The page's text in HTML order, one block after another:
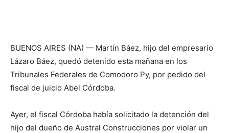
BUENOS AIRES (NA) — Martín Báez, hijo del empresario
Lázaro Báez, quedó detenido esta mañana en los
Tribunales Federales de Comodoro Py, por pedido del
fiscal de juicio Abel Córdoba.
Ayer, el fiscal Córdoba había solicitado la detención del
hijo del dueño de Austral Construcciones por violar un